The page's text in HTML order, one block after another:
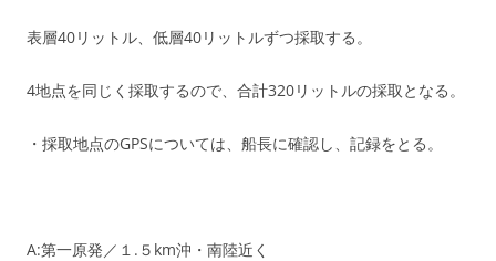
表層40リットル、低層40リットルずつ採取する。
4地点を同じく採取するので、合計320リットルの採取となる。
・採取地点のGPSについては、船長に確認し、記録をとる。
A:第一原発／１.５km沖・南陸近く